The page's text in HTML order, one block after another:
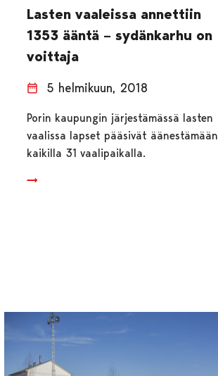
Lasten vaaleissa annettiin
1353 ääntä – sydänkarhu on
voittaja
5 helmikuun, 2018
Porin kaupungin järjestämässä lasten
vaalissa lapset pääsivät äänestämään
kaikilla 31 vaalipaikalla.